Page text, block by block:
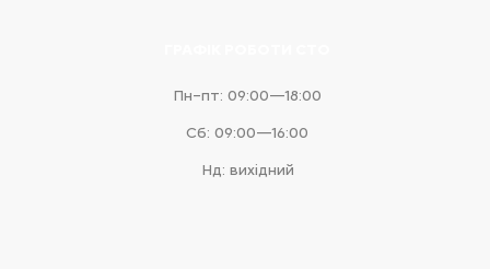
Пн–пт: 09:00—18:00
Сб: 09:00—16:00
Нд: вихідний